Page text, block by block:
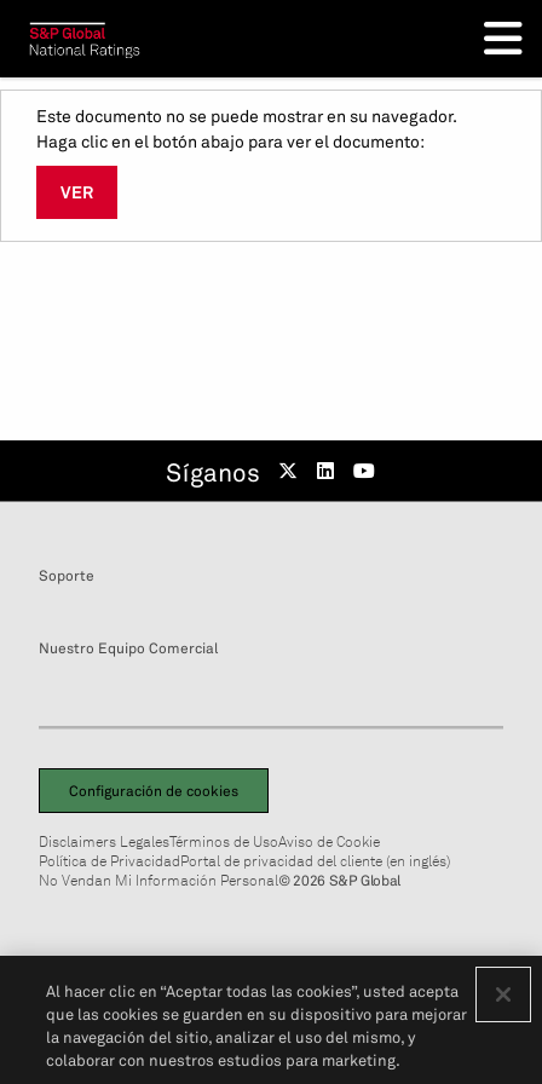
Este documento no se puede mostrar en su navegador.
Haga clic en el botón abajo para ver el documento:
VER
Síganos
Soporte
Nuestro Equipo Comercial
Configuración de cookies
Disclaimers LegalesTérminos de UsoAviso de Cookie
Política de PrivacidadPortal de privacidad del cliente (en inglés)
No Vendan Mi Información Personal© 2026 S&P Global
Al hacer clic en “Aceptar todas las cookies”, usted acepta
que las cookies se guarden en su dispositivo para mejorar
la navegación del sitio, analizar el uso del mismo, y
colaborar con nuestros estudios para marketing.